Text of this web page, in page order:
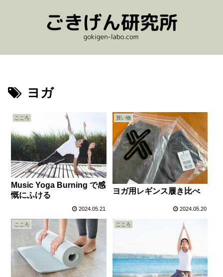
ヨガ
こころ
Music Yoga Burning で感
慨にふける
2024.05.21
買い物
ヨガ用レギンス履き比べ
2024.05.20
こころ こころ